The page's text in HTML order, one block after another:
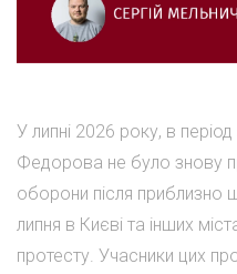
У липні 2026 року, в
Федорова не було знову
оборони після приблизно
липня в Києві та інших
протесту. Учасники цих